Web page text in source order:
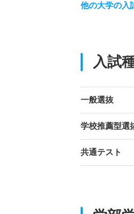
他の大学の入
入試
一般選抜
学校推薦型選
共通テスト